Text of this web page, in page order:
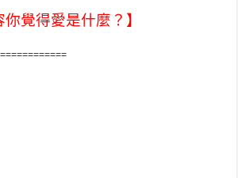
你覺得愛是什麼？】